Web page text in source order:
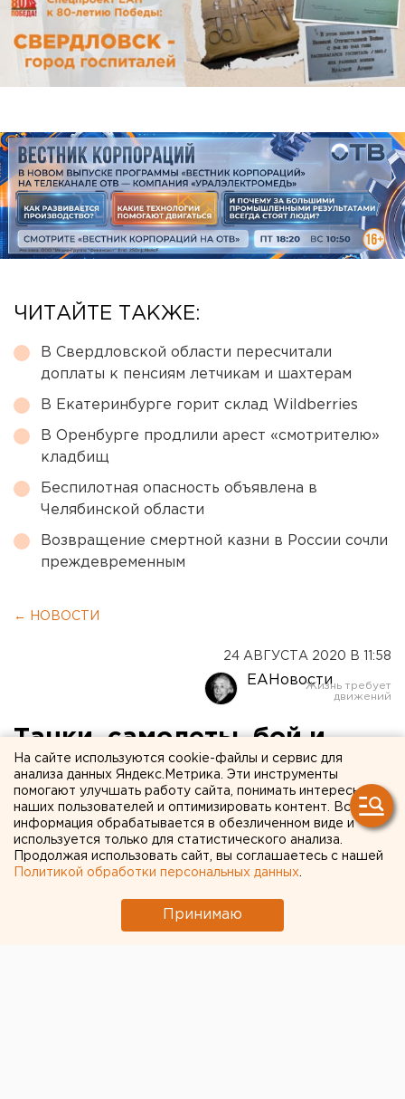
ЧИТАЙТЕ ТАКЖЕ:
В Свердловской области пересчитали
доплаты к пенсиям летчикам и шахтерам
В Екатеринбурге горит склад Wildberries
В Оренбурге продлили арест «смотрителю»
кладбищ
Беспилотная опасность объявлена в
Челябинской области
Возвращение смертной казни в России сочли
преждевременным
← НОВОСТИ
24 АВГУСТА 2020 В 11:58
ЕАНовости
Танки, самолеты, бой и
каша: в Екатеринбурге
пройдет военный форум
«Армия-2020»
На сайте используются cookie-файлы и сервис для
анализа данных Яндекс.Метрика. Эти инструменты
помогают улучшать работу сайта, понимать интересы
наших пользователей и оптимизировать контент. Вся
информация обрабатывается в обезличенном виде и
используется только для статистического анализа.
Продолжая использовать сайт, вы соглашаетесь с нашей
Политикой обработки персональных данных
Принимаю